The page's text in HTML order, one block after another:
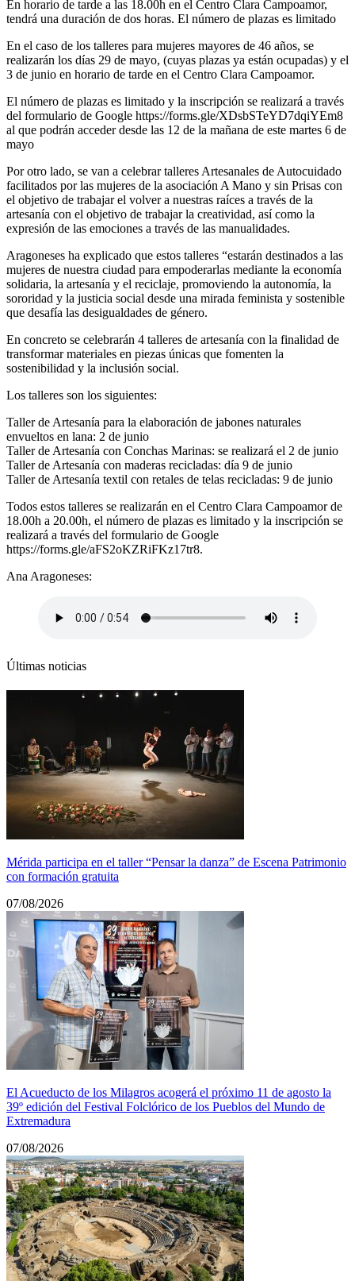
En horario de tarde a las 18.00h en el Centro Clara Campoamor,
tendrá una duración de dos horas. El número de plazas es limitado
En el caso de los talleres para mujeres mayores de 46 años, se
realizarán los días 29 de mayo, (cuyas plazas ya están ocupadas) y el
3 de junio en horario de tarde en el Centro Clara Campoamor.
El número de plazas es limitado y la inscripción se realizará a través
del formulario de Google https://forms.gle/XDsbSTeYD7dqiYEm8
al que podrán acceder desde las 12 de la mañana de este martes 6 de
mayo
Por otro lado, se van a celebrar talleres Artesanales de Autocuidado
facilitados por las mujeres de la asociación A Mano y sin Prisas con
el objetivo de trabajar el volver a nuestras raíces a través de la
artesanía con el objetivo de trabajar la creatividad, así como la
expresión de las emociones a través de las manualidades.
Aragoneses ha explicado que estos talleres “estarán destinados a las
mujeres de nuestra ciudad para empoderarlas mediante la economía
solidaria, la artesanía y el reciclaje, promoviendo la autonomía, la
sororidad y la justicia social desde una mirada feminista y sostenible
que desafía las desigualdades de género.
En concreto se celebrarán 4 talleres de artesanía con la finalidad de
transformar materiales en piezas únicas que fomenten la
sostenibilidad y la inclusión social.
Los talleres son los siguientes:
Taller de Artesanía para la elaboración de jabones naturales
envueltos en lana: 2 de junio
Taller de Artesanía con Conchas Marinas: se realizará el 2 de junio
Taller de Artesanía con maderas recicladas: día 9 de junio
Taller de Artesanía textil con retales de telas recicladas: 9 de junio
Todos estos talleres se realizarán en el Centro Clara Campoamor de
18.00h a 20.00h, el número de plazas es limitado y la inscripción se
realizará a través del formulario de Google
https://forms.gle/aFS2oKZRiFKz17tr8.
Ana Aragoneses:
Últimas noticias
Mérida participa en el taller “Pensar la danza” de Escena Patrimonio
con formación gratuita
07/08/2026
El Acueducto de los Milagros acogerá el próximo 11 de agosto la
39º edición del Festival Folclórico de los Pueblos del Mundo de
Extremadura
07/08/2026